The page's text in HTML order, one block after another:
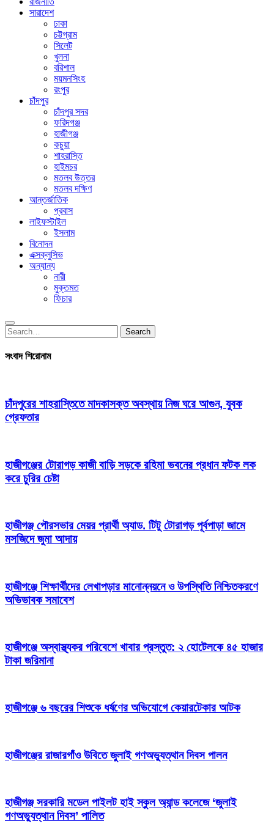
সারাদেশ
ঢাকা
চট্টগ্রাম
সিলেট
খুলনা
বরিশাল
ময়মনসিংহ
রংপুর
চাঁদপুর
চাঁদপুর সদর
ফরিদগঞ্জ
হাজীগঞ্জ
কচুয়া
শাহরাস্তি
হাইমচর
মতলব উত্তর
মতলব দক্ষিণ
আন্তর্জাতিক
প্রবাস
লাইফস্টাইল
ইসলাম
বিনোদন
এক্সক্লুসিভ
অন্যান্য
নারী
মুক্তমত
ফিচার
Search
for:
Search
সংবাদ শিরোনাম
চাঁদপুরের শাহরাস্তিতে মাদকাসক্ত অবস্থায় নিজ ঘরে আগুন, যুবক
গ্রেফতার
হাজীগঞ্জের টোরাগড় কাজী বাড়ি সড়কে রহিমা ভবনের প্রধান ফটক লক
করে চুরির চেষ্টা
হাজীগঞ্জ পৌরসভার মেয়র প্রার্থী অ্যাড. টিটু টোরাগড় পূর্বপাড়া জামে
মসজিদে জুমা আদায়
হাজীগঞ্জে শিক্ষার্থীদের লেখাপড়ার মানোন্নয়নে ও উপস্থিতি নিশ্চিতকরণে
অভিভাবক সমাবেশ
হাজীগঞ্জে অস্বাস্থ্যকর পরিবেশে খাবার প্রস্তুত: ২ হোটেলকে ৪৫ হাজার
টাকা জরিমানা
হাজীগঞ্জে ৬ বছরের শিশুকে ধর্ষণের অভিযোগে কেয়ারটেকার আটক
হাজীগঞ্জের রাজারগাঁও উবিতে জুলাই গণঅভ্যুত্থান দিবস পালন
হাজীগঞ্জ সরকারি মডেল পাইলট হাই স্কুল অ্যান্ড কলেজে ‘জুলাই
গণঅভ্যুত্থান দিবস’ পালিত